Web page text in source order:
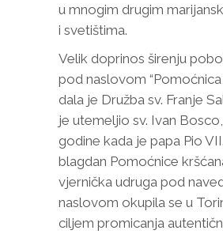
u mnogim drugim
i svetištima.
Velik doprinos širenju
pod naslovom “Pomoćnica
dala je Družba sv. Franje
je utemeljio sv. Ivan
godine kada je papa Pio
blagdan Pomoćnice
vjernička udruga pod
naslovom okupila se u
ciljem promicanja